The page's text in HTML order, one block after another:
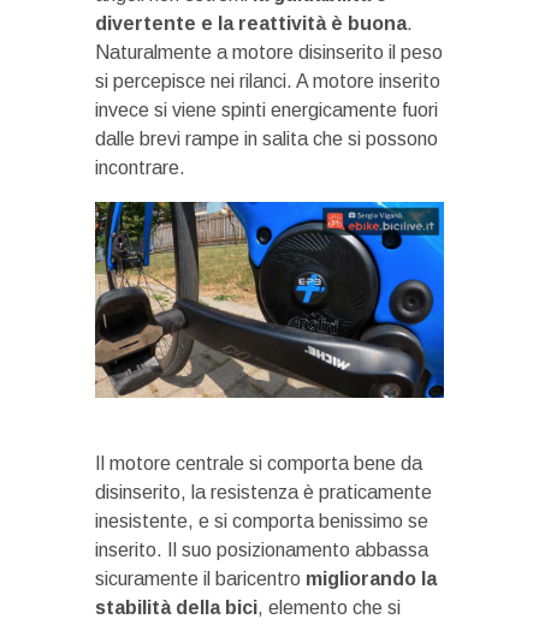
divertente e la reattività è buona.
Naturalmente a motore disinserito il peso
si percepisce nei rilanci. A motore inserito
invece si viene spinti energicamente fuori
dalle brevi rampe in salita che si possono
incontrare.
Il motore centrale si comporta bene da
disinserito, la resistenza è praticamente
inesistente, e si comporta benissimo se
inserito. Il suo posizionamento abbassa
sicuramente il baricentro migliorando la
stabilità della bici, elemento che si